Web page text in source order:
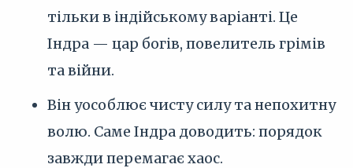
тільки в індійському варіанті. Це
Індра — цар богів, повелитель грімів
та війни.
Він уособлює чисту силу та непохитну
волю. Саме Індра доводить: порядок
завжди перемагає хаос.